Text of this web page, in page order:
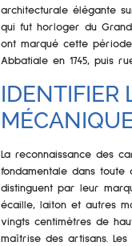
architecturale élégante
qui fut horloger du
ont marqué cette
Abbatiale en 1745, puis
IDENTIFIER
La reconnaissance des
fondamentale dans
distinguent par leur
écaille, laiton et autres
vingts centimètres de
maîtrise des artisans.